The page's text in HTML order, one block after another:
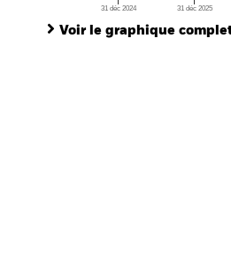
31 déc 2024 31 déc 2025
Voir le graphique